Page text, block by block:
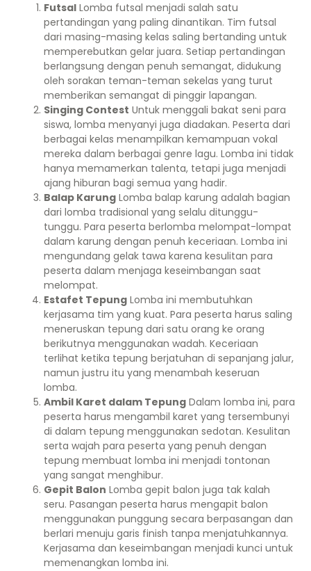
Futsal Lomba futsal menjadi salah satu
pertandingan yang paling dinantikan. Tim futsal
dari masing-masing kelas saling bertanding untuk
memperebutkan gelar juara. Setiap pertandingan
berlangsung dengan penuh semangat, didukung
oleh sorakan teman-teman sekelas yang turut
memberikan semangat di pinggir lapangan.
Singing Contest Untuk menggali bakat seni para
siswa, lomba menyanyi juga diadakan. Peserta dari
berbagai kelas menampilkan kemampuan vokal
mereka dalam berbagai genre lagu. Lomba ini tidak
hanya memamerkan talenta, tetapi juga menjadi
ajang hiburan bagi semua yang hadir.
Balap Karung Lomba balap karung adalah bagian
dari lomba tradisional yang selalu ditunggu-
tunggu. Para peserta berlomba melompat-lompat
dalam karung dengan penuh keceriaan. Lomba ini
mengundang gelak tawa karena kesulitan para
peserta dalam menjaga keseimbangan saat
melompat.
Estafet Tepung Lomba ini membutuhkan
kerjasama tim yang kuat. Para peserta harus saling
meneruskan tepung dari satu orang ke orang
berikutnya menggunakan wadah. Keceriaan
terlihat ketika tepung berjatuhan di sepanjang jalur,
namun justru itu yang menambah keseruan
lomba.
Ambil Karet dalam Tepung Dalam lomba ini, para
peserta harus mengambil karet yang tersembunyi
di dalam tepung menggunakan sedotan. Kesulitan
serta wajah para peserta yang penuh dengan
tepung membuat lomba ini menjadi tontonan
yang sangat menghibur.
Gepit Balon Lomba gepit balon juga tak kalah
seru. Pasangan peserta harus mengapit balon
menggunakan punggung secara berpasangan dan
berlari menuju garis finish tanpa menjatuhkannya.
Kerjasama dan keseimbangan menjadi kunci untuk
memenangkan lomba ini.